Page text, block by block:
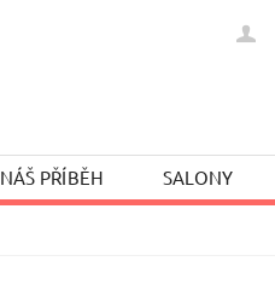
NÁŠ PŘÍBĚH SALONY